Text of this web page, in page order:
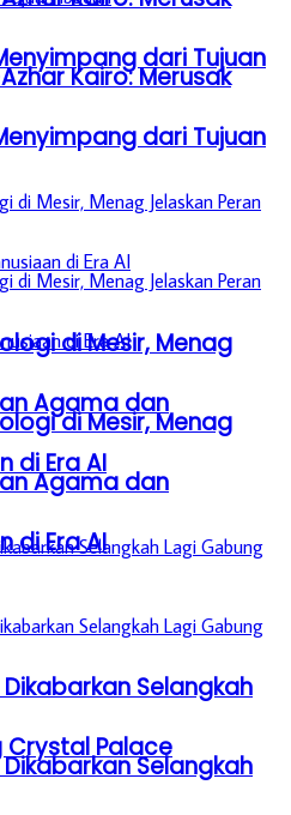
dari Tujuan
di Mesir, Menag
Agama dan
di Era AI
Selangkah
Crystal Palace
Kairo: Merusak
dari Tujuan
di Mesir, Menag
Agama dan
di Era AI
Selangkah